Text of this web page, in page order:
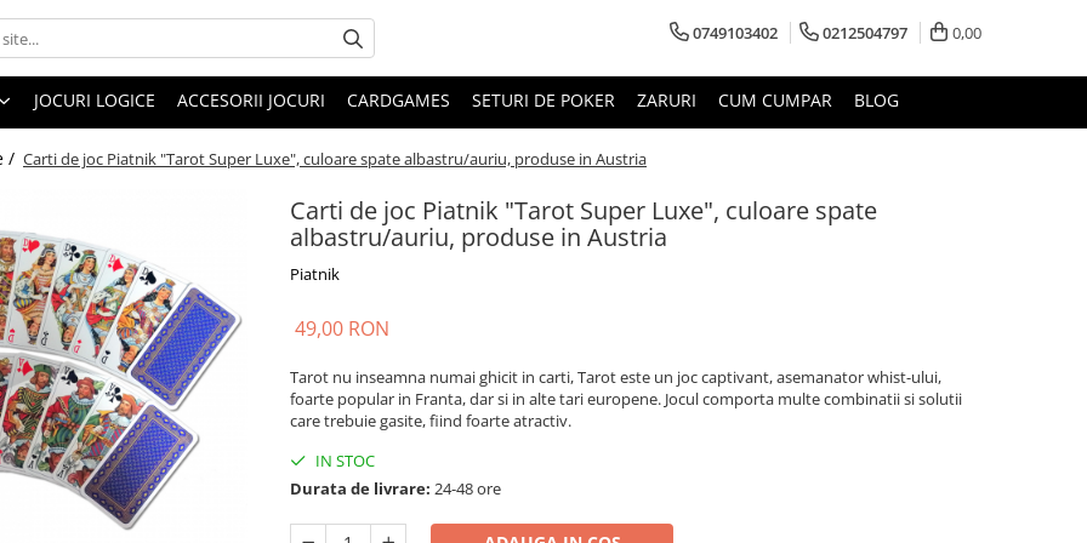
0749103402 0212504797 0,00
JOCURI LOGICE ACCESORII JOCURI CARDGAMES SETURI DE POKER ZARURI CUM CUMPAR BLOG
/ Carti de joc Piatnik "Tarot Super Luxe", culoare spate albastru/auriu, produse in Austria
Carti de joc Piatnik "Tarot Super Luxe", culoare spate
albastru/auriu, produse in Austria
Piatnik
49,00 RON
Tarot nu inseamna numai ghicit in carti, Tarot este un joc captivant, asemanator whist-ului,
foarte popular in Franta, dar si in alte tari europene. Jocul comporta multe combinatii si solutii
care trebuie gasite, fiind foarte atractiv.
IN STOC
Durata de livrare: 24-48 ore